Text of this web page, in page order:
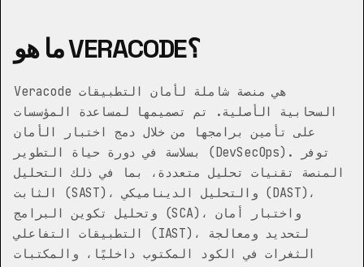
ما هو VERACODE؟
Veracode هي منصة شاملة لأمان التطبيقات
السحابية الأصلية. تم تصميمها لمساعدة المؤسسات
على تأمين برامجها من خلال دمج اختبار الأمان
بسلاسة في دورة حياة التطوير (DevSecOps). توفر
المنصة تقنيات تحليل متعددة، بما في ذلك التحليل
الثابت (SAST)، والتحليل الديناميكي (DAST)،
وتحليل تكوين البرامج (SCA)، واختبار أمان
التطبيقات التفاعلي (IAST)، لتحديد ومعالجة
الثغرات في الكود المكتوب داخليًا، والمكتبات